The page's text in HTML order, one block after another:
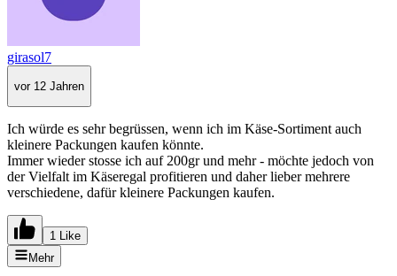
girasol7
vor 12 Jahren
Ich würde es sehr begrüssen, wenn ich im Käse-Sortiment auch
kleinere Packungen kaufen könnte.
Immer wieder stosse ich auf 200gr und mehr - möchte jedoch von
der Vielfalt im Käseregal profitieren und daher lieber mehrere
verschiedene, dafür kleinere Packungen kaufen.
1 Like
Mehr